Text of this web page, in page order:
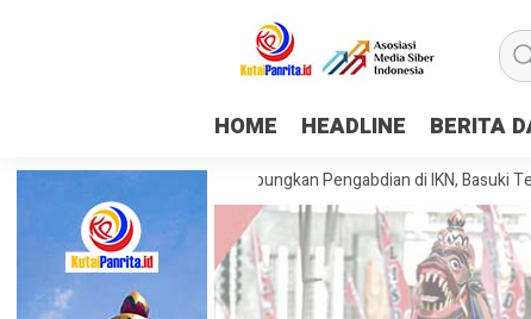
HOME HEADLINE BERITA
KKN Tematik Rampungkan Pengabdian di IKN, Basuki